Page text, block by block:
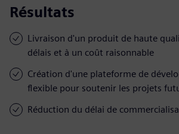
Résultats
Livraison d'un produit de haute
délais et à un coût raisonnable
Création d'une plateforme de
flexible pour soutenir les projets
Réduction du délai de